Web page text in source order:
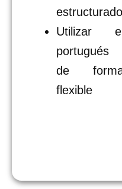
Utilizar el
portugués
de
flexible